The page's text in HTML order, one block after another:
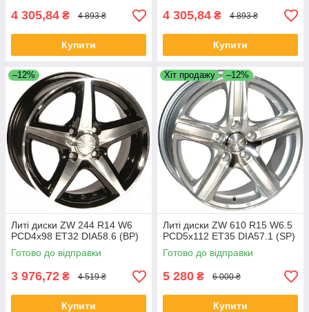
4 305,84 ₴ 4 893 ₴
Купити
4 305,84 ₴ 4 893 ₴
Купити
–12%
Литі диски ZW 244 R14 W6
PCD4x98 ET32 DIA58.6 (BP)
Готово до відправки
3 976,72 ₴ 4 519 ₴
Купити
Хіт продажу –12%
Литі диски ZW 610 R15 W6.5
PCD5x112 ET35 DIA57.1 (SP)
Готово до відправки
5 280 ₴ 6 000 ₴
Купити